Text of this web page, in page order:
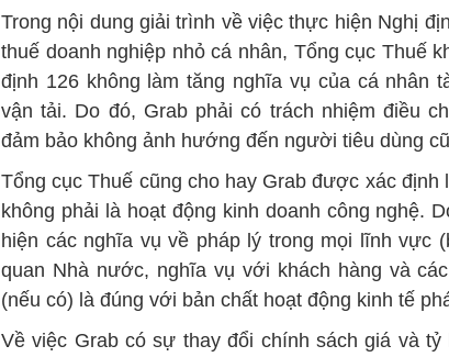
Trong nội dung giải trình về việc thực hiện Nghị
thuế doanh nghiệp nhỏ cá nhân, Tổng cục Thuế
định 126 không làm tăng nghĩa vụ của cá nhân
vận tải. Do đó, Grab phải có trách nhiệm điều
đảm bảo không ảnh hướng đến người tiêu dùng
Tổng cục Thuế cũng cho hay Grab được xác định
không phải là hoạt động kinh doanh công nghệ.
hiện các nghĩa vụ về pháp lý trong mọi lĩnh vực
quan Nhà nước, nghĩa vụ với khách hàng và
(nếu có) là đúng với bản chất hoạt động kinh tế
Về việc Grab có sự thay đổi chính sách giá và